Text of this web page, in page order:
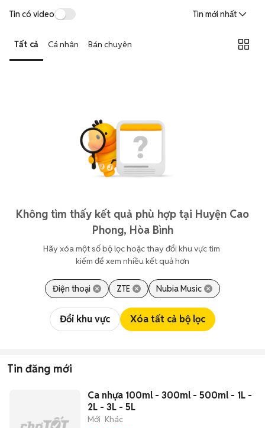
Tin có video Tin mới nhất
Tất cả Cá nhân Bán chuyên
Không tìm thấy kết quả phù hợp tại Huyện Cao
Phong, Hòa Bình
Hãy xóa một số bộ lọc hoặc thay đổi khu vực tìm
kiếm để xem nhiều kết quả hơn
Điện thoại ZTE Nubia Music
Đổi khu vực Xóa tất cả bộ lọc
Tin đăng mới
Ca nhựa 100ml - 300ml - 500ml - 1L -
2L - 3L - 5L
Mới Khác